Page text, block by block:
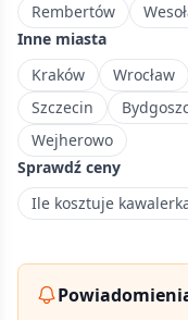
Rembertów
Inne miasta
Kraków
Wrocław
Szczecin
Wejherowo
Sprawdź ceny
Ile kosztuje